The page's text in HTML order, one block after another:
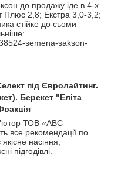
до продажу іде в 4-х
Плюс 2,8; Екстра 3,0-3,2;
стійке до сьоми
semena-sakson-
під Євролайтинг.
Берекет "Еліта
ТОВ «АВС
все рекомендації по
насіння,
підгодівлі.